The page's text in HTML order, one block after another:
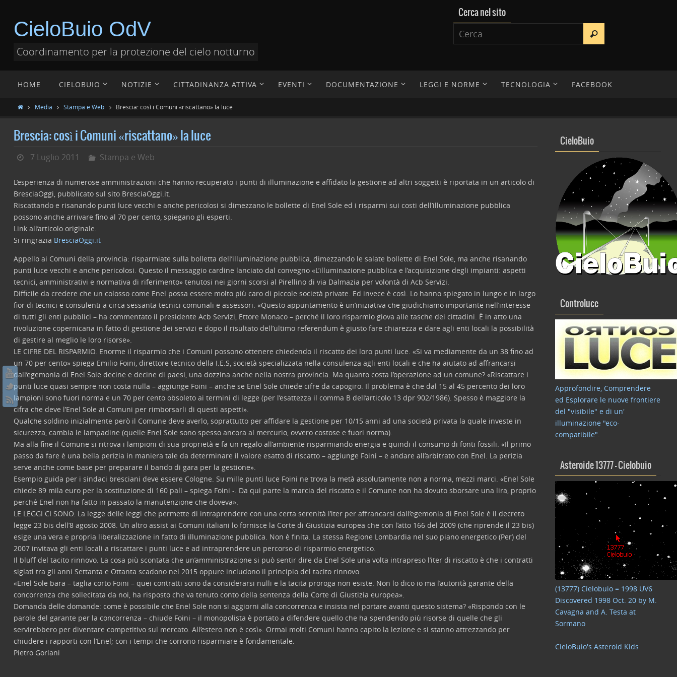
CieloBuio OdV
Coordinamento per la protezione del cielo notturno
Cerca nel sito
HOME CIELOBUIO NOTIZIE CITTADINANZA ATTIVA EVENTI DOCUMENTAZIONE LEGGI E NORME TECNOLOGIA FACEBOOK
Media Stampa e Web Brescia: così i Comuni «riscattano» la luce
Brescia: così i Comuni «riscattano» la luce
7 Luglio 2011 Stampa e Web
L’esperienza di numerose amministrazioni che hanno recuperato i punti di illuminazione e affidato la gestione ad altri soggetti è riportata in un articolo di
BresciaOggi, pubblicato sul sito BresciaOggi.it.
Riscattando e risanando punti luce vecchi e anche pericolosi si dimezzano le bollette di Enel Sole ed i risparmi sui costi dell’illuminazione pubblica
possono anche arrivare fino al 70 per cento, spiegano gli esperti.
Link all’articolo originale.
Si ringrazia BresciaOggi.it
Appello ai Comuni della provincia: risparmiate sulla bolletta dell’illuminazione pubblica, dimezzando le salate bollette di Enel Sole, ma anche risanando
punti luce vecchi e anche pericolosi. Questo il messaggio cardine lanciato dal convegno «L’illuminazione pubblica e l’acquisizione degli impianti: aspetti
tecnici, amministrativi e normativa di riferimento» tenutosi nei giorni scorsi al Pirellino di via Dalmazia per volontà di Acb Servizi.
Difficile da credere che un colosso come Enel possa essere molto più caro di piccole società private. Ed invece è così. Lo hanno spiegato in lungo e in largo
fior di tecnici e consulenti a circa sessanta tecnici comunali e assessori. «Questo appuntamento è un’iniziativa che giudichiamo importante nell’interesse
di tutti gli enti pubblici – ha commentato il presidente Acb Servizi, Ettore Monaco – perché il loro risparmio giova alle tasche dei cittadini. È in atto una
rivoluzione copernicana in fatto di gestione dei servizi e dopo il risultato dell’ultimo referendum è giusto fare chiarezza e dare agli enti locali la possibilità
di gestire al meglio le loro risorse».
LE CIFRE DEL RISPARMIO. Enorme il risparmio che i Comuni possono ottenere chiedendo il riscatto dei loro punti luce. «Si va mediamente da un 38 fino ad
un 70 per cento» spiega Emilio Foini, direttore tecnico della I.E.S, società specializzata nella consulenza agli enti locali e che ha aiutato ad affrancarsi
dall’egemonia di Enel Sole decine e decine di paesi, una dozzina anche nella nostra provincia. Ma quanto costa l’operazione ad un comune? «Riscattare i
punti luce quasi sempre non costa nulla – aggiunge Foini – anche se Enel Sole chiede cifre da capogiro. Il problema è che dal 15 al 45 percento dei loro
lampioni sono fuori norma e un 70 per cento obsoleto ai termini di legge (per l’esattezza il comma B dell’articolo 13 dpr 902/1986). Spesso è maggiore la
cifra che deve l’Enel Sole ai Comuni per rimborsarli di questi aspetti».
Qualche soldino inizialmente però il Comune deve averlo, soprattutto per affidare la gestione per 10/15 anni ad una società privata la quale investe in
sicurezza, cambia le lampadine (quelle Enel Sole sono spesso ancora al mercurio, ovvero costose e fuori norma).
Ma alla fine il Comune si ritrova i lampioni di sua proprietà e fa un regalo all’ambiente risparmiando energia e quindi il consumo di fonti fossili. «Il primo
passo da fare è una bella perizia in maniera tale da determinare il valore esatto di riscatto – aggiunge Foini – e andare all’arbitrato con Enel. La perizia
serve anche come base per preparare il bando di gara per la gestione».
Esempio guida per i sindaci bresciani deve essere Cologne. Su mille punti luce Foini ne trova la metà assolutamente non a norma, mezzi marci. «Enel Sole
chiede 89 mila euro per la sostituzione di 160 pali – spiega Foini -. Da qui parte la marcia del riscatto e il Comune non ha dovuto sborsare una lira, proprio
perché Enel non ha fatto in passato la manutenzione che doveva».
LE LEGGI CI SONO. La legge delle leggi che permette di intraprendere con una certa serenità l’iter per affrancarsi dall’egemonia di Enel Sole è il decreto
legge 23 bis dell’8 agosto 2008. Un altro assist ai Comuni italiani lo fornisce la Corte di Giustizia europea che con l’atto 166 del 2009 (che riprende il 23 bis)
esige una vera e propria liberalizzazione in fatto di illuminazione pubblica. Non è finita. La stessa Regione Lombardia nel suo piano energetico (Per) del
2007 invitava gli enti locali a riscattare i punti luce e ad intraprendere un percorso di risparmio energetico.
Il bluff del tacito rinnovo. La cosa più scontata che un’amministrazione si può sentir dire da Enel Sole una volta intrapreso l’iter di riscatto è che i contratti
siglati tra gli anni Settanta e Ottanta scadono nel 2015 oppure includono il principio del tacito rinnovo.
«Enel Sole bara – taglia corto Foini – quei contratti sono da considerarsi nulli e la tacita proroga non esiste. Non lo dico io ma l’autorità garante della
concorrenza che sollecitata da noi, ha risposto che va tenuto conto della sentenza della Corte di Giustizia europea».
Domanda delle domande: come è possibile che Enel Sole non si aggiorni alla concorrenza e insista nel portare avanti questo sistema? «Rispondo con le
parole del garante per la concorrenza – chiude Foini – il monopolista è portato a difendere quello che ha spendendo più risorse di quelle che gli
servirebbero per diventare competitivo sul mercato. All’estero non è così». Ormai molti Comuni hanno capito la lezione e si stanno attrezzando per
chiudere i rapporti con l’Enel; con i tempi che corrono risparmiare è fondamentale.
Pietro Gorlani
CieloBuio
Controluce
Approfondire, Comprendere
ed Esplorare le nuove frontiere
del "visibile" e di un'
illuminazione "eco-
compatibile".
Asteroide 13777 – Cielobuio
(13777) Cielobuio = 1998 UV6
Discovered 1998 Oct. 20 by M.
Cavagna and A. Testa at
Sormano
CieloBuio's Asteroid Kids